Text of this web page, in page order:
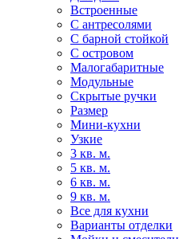
Встроенные
С антресолями
С барной стойкой
С островом
Малогабаритные
Модульные
Скрытые ручки
Размер
Мини-кухни
Узкие
3 кв. м.
5 кв. м.
6 кв. м.
9 кв. м.
Все для кухни
Варианты отделки